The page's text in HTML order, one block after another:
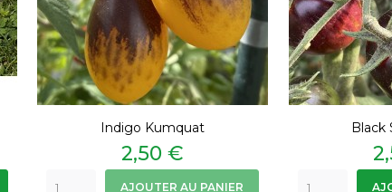
Indigo Kumquat
Prix
2,50 €
AJOUTER AU PANIER
Black